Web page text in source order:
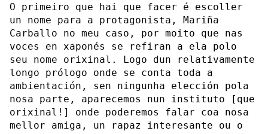
O primeiro que hai que facer é escoller
un nome para a protagonista, Mariña
Carballo no meu caso, por moito que nas
voces en xaponés se refiran a ela polo
seu nome orixinal. Logo dun relativamente
longo prólogo onde se conta toda a
ambientación, sen ningunha elección pola
nosa parte, aparecemos nun instituto [que
orixinal!] onde poderemos falar coa nosa
mellor amiga, un rapaz interesante ou o